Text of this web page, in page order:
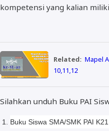
kompetensi yang kalian
Related: Mapel
10,11,12
Silahkan unduh Buku PAI
Buku Siswa SMA/SMK PAI